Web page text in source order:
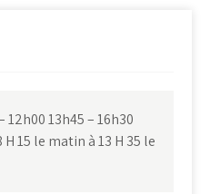
12h00 13h45 – 16h30
15 le matin à 13 H 35 le